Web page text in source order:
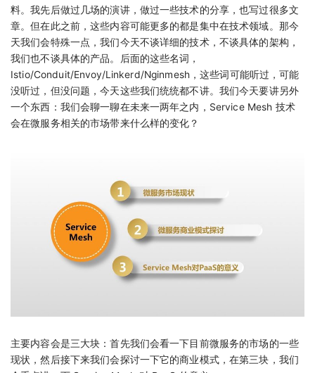
料。我先后做过几场的演讲，做过一些技术的分享，也写过很多文
章。但在此之前，这些内容可能更多的都是集中在技术领域。那今
天我们会特殊一点，我们今天不谈详细的技术，不谈具体的架构，
我们也不谈具体的产品。后面的这些名词，
Istio/Conduit/Envoy/Linkerd/Nginmesh，这些词可能听过，可能
没听过，但没问题，今天这些我们统统都不讲。我们今天要讲另外
一个东西：我们会聊一聊在未来一两年之内，Service Mesh 技术
会在微服务相关的市场带来什么样的变化？
主要内容会是三大块：首先我们会看一下目前微服务的市场的一些
现状，然后接下来我们会探讨一下它的商业模式，在第三块，我们